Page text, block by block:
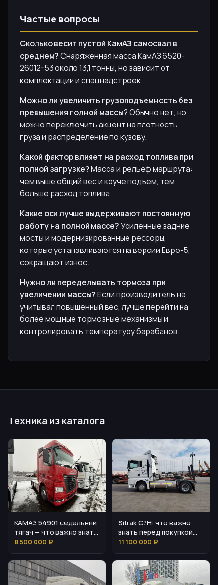
Частые вопросы
Сколько весит пустой КамАЗ самосвал в
среднем?Снаряженная масса КамАЗ 6520-
26012-53 около 13,1 тонны, но зависит от
комплектации и спецнадстроек.
Можно ли увеличить грузоподъемность без
превышения полной массы?Обычно нет, но
можно переключить акцент на плотность
груза и распределение по кузову.
Какой фактор влияет на расход топлива при
полной загрузке?Масса и рельеф маршрута:
чем выше общий вес и круче подъем, тем
больше расход топлива.
Какие оси лучше выдерживают постоянную
работу на полной массе?Усиленные задние
мосты и модернизированные рессоры,
которые устанавливаются на версии Евро-5,
сокращают износ.
Нужно ли переделывать тормоза при
увеличении массы?Если производитель не
учитывал повышенный вес, лучше перейти на
более мощные тормозные механизмы и
контролировать температуру барабанов.
Техника из каталога
КАМАЗ 54901 седельный
тягач — что важно знать
перед покупкой
8 500 000 ₽
Sitrak C7H: что важно
знать перед покупкой
тягача
11 100 000 ₽